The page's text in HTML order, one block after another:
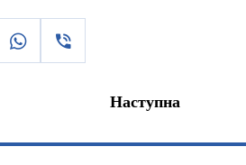
Наступна